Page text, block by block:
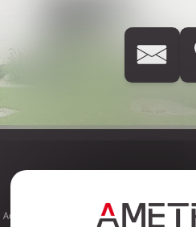
Accueil FoncierUrbanisme